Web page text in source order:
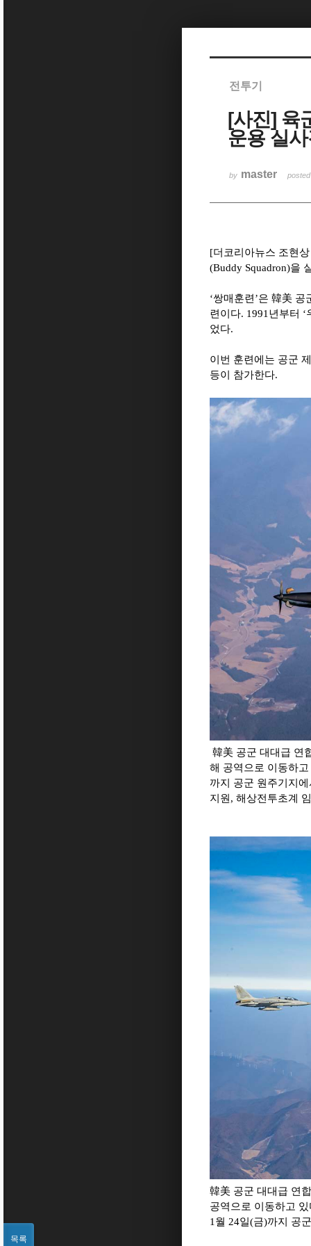
전투기
[사진] 육
운용 실
by master
[더코리아뉴스 조현
(Buddy Squadron)을
‘쌍매훈련’은 韓美 공
련이다. 1991년부터 ‘
었다.
이번 훈련에는 공군 제
등이 참가한다.
韓美 공군 대대급 연
해 공역으로 이동하
까지 공군 원주기지
지원, 해상전투초계
韓美 공군 대대급 연
공역으로 이동하고
1월 24일(금)까지 공
목록
Sketchbook5, 스케치북5
Sketchbook5, 스케치북5